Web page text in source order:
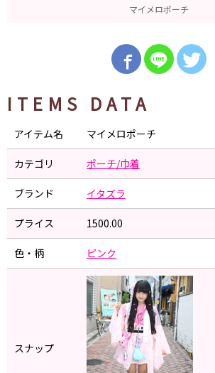
マイメロポーチ
ITEMS DATA
アイテム名 マイメロポーチ
カテゴリ ポーチ/巾着
ブランド イタズラ
プライス 1500.00
色・柄 ピンク
スナップ